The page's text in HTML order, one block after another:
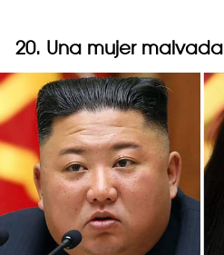
20. Una mujer malvada